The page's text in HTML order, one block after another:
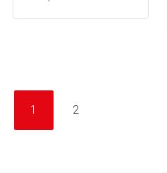
1 2